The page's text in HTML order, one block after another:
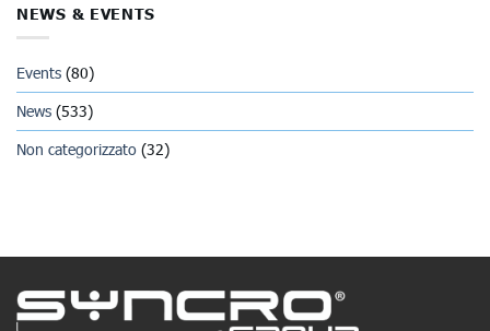
NEWS & EVENTS
Events (80)
News (533)
Non categorizzato (32)